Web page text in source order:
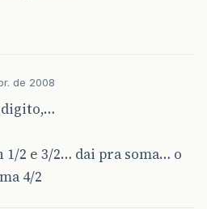
de 2008
digito,…
1/2 e 3/2… dai pra soma… o
4/2